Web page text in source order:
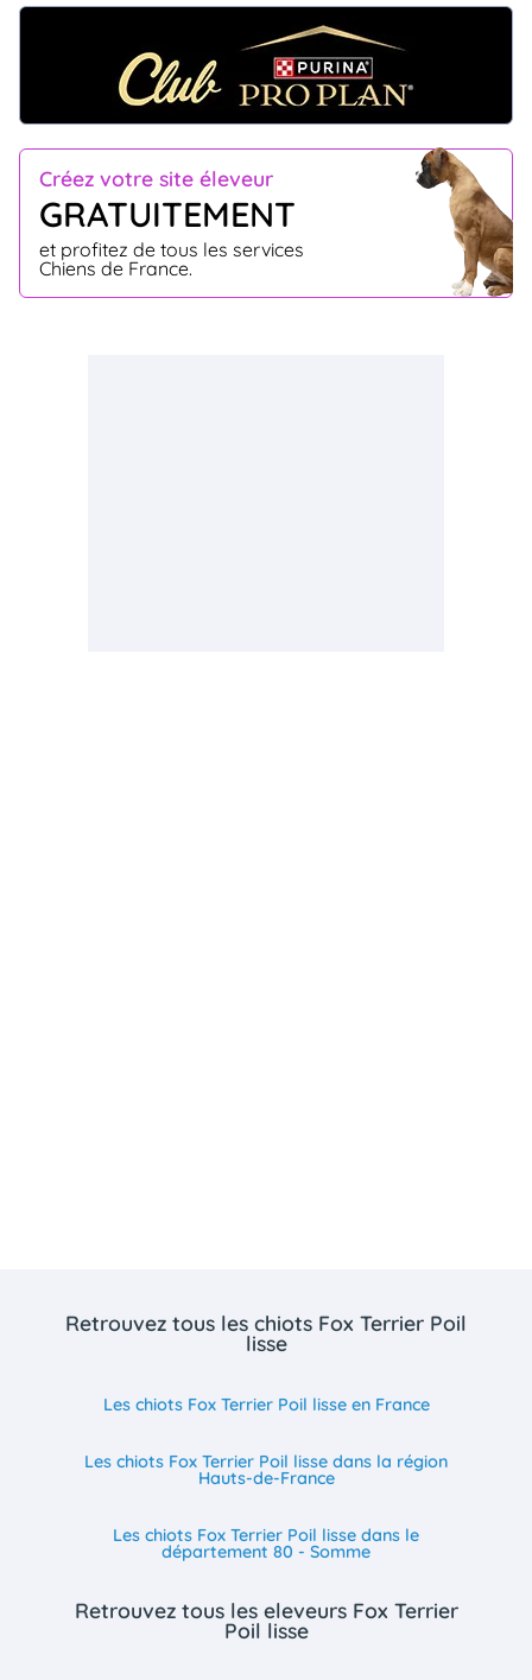
Créez votre site éleveur
GRATUITEMENT
et profitez de tous les services
Chiens de France.
Retrouvez tous les chiots Fox Terrier Poil
lisse
Les chiots Fox Terrier Poil lisse en France
Les chiots Fox Terrier Poil lisse dans la région
Hauts-de-France
Les chiots Fox Terrier Poil lisse dans le
département 80 - Somme
Retrouvez tous les eleveurs Fox Terrier
Poil lisse